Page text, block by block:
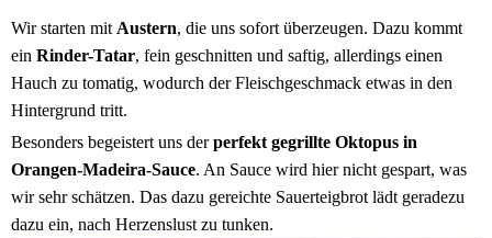
Wir starten mit Austern, die uns sofort überzeugen. Dazu kommt
ein Rinder-Tatar, fein geschnitten und saftig, allerdings einen
Hauch zu tomatig, wodurch der Fleischgeschmack etwas in den
Hintergrund tritt.
Besonders begeistert uns derperfekt gegrillte Oktopus in
Orangen-Madeira-Sauce. An Sauce wird hier nicht gespart, was
wir sehr schätzen. Das dazu gereichte Sauerteigbrot lädt geradezu
dazu ein, nach Herzenslust zu tunken.